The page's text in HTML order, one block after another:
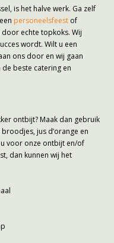
is het halve werk. Ga zelf
personeelsfeestof
echte topkoks. Wij
wordt. Wilt u een
ons door en wij gaan
beste catering en
ontbijt? Maak dan gebruik
jus d’orange en
voor onze ontbijt en/of
dan kunnen wij het